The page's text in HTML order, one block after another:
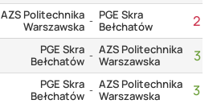
AZS Politechnika
Warszawska - PGE Skra
Bełchatów
2
PGE Skra
Bełchatów - AZS Politechnika
Warszawska
3
PGE Skra
Bełchatów - AZS Politechnika
Warszawska
3